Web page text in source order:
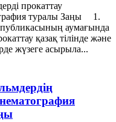
прокаттау
туралы Заңы 1.
аумағында
қазақ тілінде және
жүзеге асырыла...